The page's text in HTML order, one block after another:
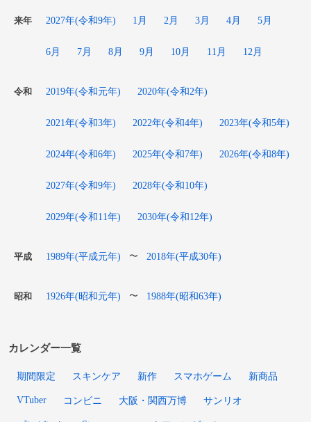
来年 2027年(令和9年) 1月 2月 3月 4月 5月
6月 7月 8月 9月 10月 11月 12月
令和 2019年(令和元年) 2020年(令和2年)
2021年(令和3年) 2022年(令和4年) 2023年(令和5年)
2024年(令和6年) 2025年(令和7年) 2026年(令和8年)
2027年(令和9年) 2028年(令和10年)
2029年(令和11年) 2030年(令和12年)
平成 1989年(平成元年) 〜 2018年(平成30年)
昭和 1926年(昭和元年) 〜 1988年(昭和63年)
カレンダー一覧
期間限定 スキンケア 新作 スマホゲーム 新商品
VTuber コンビニ 大阪・関西万博 サンリオ